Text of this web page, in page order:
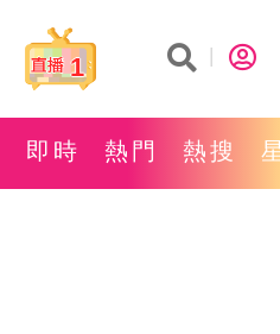
1
即時 熱門 熱搜